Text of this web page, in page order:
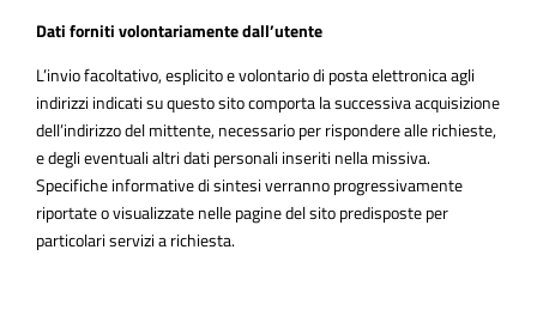
Dati forniti volontariamente dall’utente
L’invio facoltativo, esplicito e volontario di posta elettronica agli
indirizzi indicati su questo sito comporta la successiva acquisizione
dell’indirizzo del mittente, necessario per rispondere alle richieste,
e degli eventuali altri dati personali inseriti nella missiva.
Specifiche informative di sintesi verranno progressivamente
riportate o visualizzate nelle pagine del sito predisposte per
particolari servizi a richiesta.